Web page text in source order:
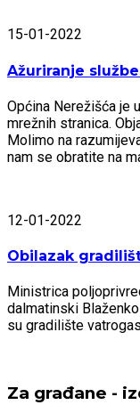
15-01-2022
Ažuriranje
Općina Nerežišća je
mrežnih stranica.
Molimo na
nam se obratite na
12-01-2022
Obilazak
Ministrica
dalmatinski
su gradilište
Za građane -